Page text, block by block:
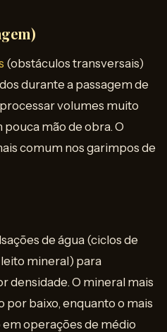
(obstáculos transversais)
durante a passagem de
volumes muito
mão de obra. O
comum nos garimpos de
de água (ciclos de
mineral) para
densidade. O mineral mais
por baixo, enquanto o mais
operações de médio